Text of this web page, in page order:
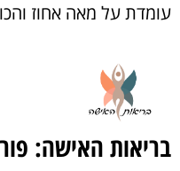
עומדת על מאה אחוז
בריאות האישה: